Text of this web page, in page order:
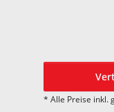
* Alle Preise inkl.